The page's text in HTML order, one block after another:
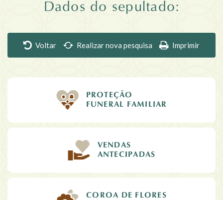
Dados do sepultado:
Voltar Realizar nova pesquisa Imprimir
PROTEÇÃO
FUNERAL FAMILIAR
VENDAS
ANTECIPADAS
COROA DE FLORES